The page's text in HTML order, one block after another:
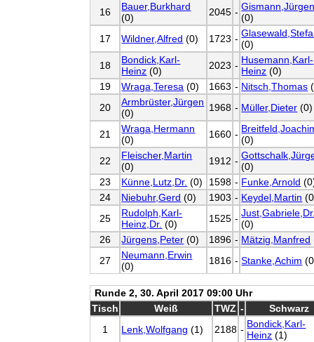
16
Bauer,Burkhard
(0)
2045 - (0)
17
Wildner,Alfred (0) 1723 - (0)
18
Bondick,Karl-
Heinz (0) 2023 - Husemann,Karl-
Heinz (0)
19
Wraga,Teresa (0) 1663 - Nitsch,Thomas
20
Armbrüster,Jürgen
(0)
1968 - Müller,Dieter (0)
21
Wraga,Hermann
(0)
1660 - (0)
22
Fleischer,Martin
(0)
1912 - (0)
23
Künne,Lutz,Dr. (0) 1598 - Funke,Arnold
24
Niebuhr,Gerd (0) 1903 - Keydel,Martin
25
Rudolph,Karl-
Heinz,Dr. (0) 1525 - (0)
26
Jürgens,Peter (0) 1896 - Mätzig,Manfred
27
Neumann,Erwin
(0)
1816 - Stanke,Achim
Runde 2, 30. April 2017 09:00 Uhr
Tisch
Weiß TWZ -
Schwarz
1
Lenk,Wolfgang (1) 2188 - Bondick,Karl-
Heinz (1)